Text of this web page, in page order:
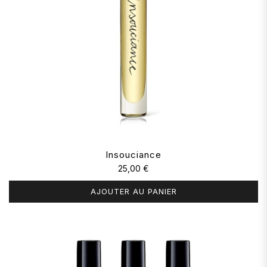
Insouciance
25,00 €
AJOUTER AU PANIER